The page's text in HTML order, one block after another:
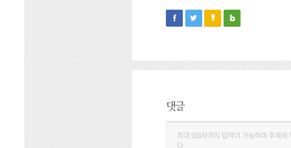
facebooktwitterkakaostory
blog
댓글